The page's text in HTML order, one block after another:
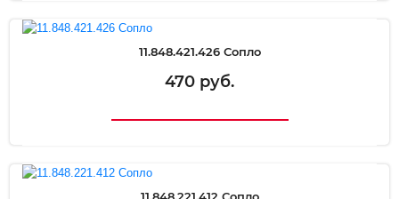
11.848.421.426 Сопло
470 руб.